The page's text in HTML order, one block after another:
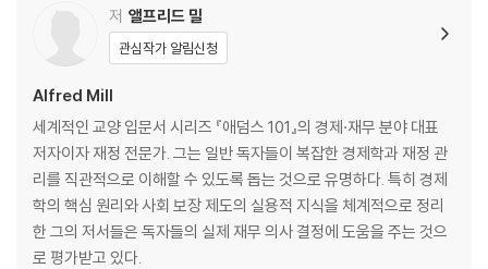
돈은 어떻게 세상을 지배하게 되었나: 물물 교환과 화폐의 등장
중앙은행이 하는 일: 통화 공급량의 법칙
이자율은 어떻게 정해질까: 이자율을 결정하는 다섯 블록
은행은 어떻게 돈을 창출할까: 모든 것의 시작, 대출
실리콘밸리은행은 왜 무너졌나: 세상을 떨게 한 뱅크런 사태
왜 똑같은 물건인데 값이 다를까: 한계효용과 수요의 법칙
생산자와 소비자의 줄다리기: 공급량의 결정
마스크는 왜 품절되었을까: 코로나 팬데믹과 공황 수요
회계학 VS 경제학: 이윤을 따지는 서로 다른 관점
저 앨프리드 밀
관심작가 알림신청
Alfred Mill
세계적인 교양 입문서 시리즈 『애덤스 101』의 경제·재무 분야 대표
저자이자 재정 전문가. 그는 일반 독자들이 복잡한 경제학과 재정 관
리를 직관적으로 이해할 수 있도록 돕는 것으로 유명하다. 특히 경제
학의 핵심 원리와 사회 보장 제도의 실용적 지식을 체계적으로 정리
한 그의 저서들은 독자들의 실제 재무 의사 결정에 도움을 주는 것으
로 평가받고 있다.